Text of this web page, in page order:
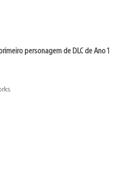
personagem de DLC de Ano 1